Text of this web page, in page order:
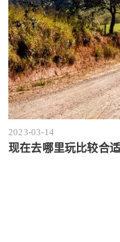
2023-03-14
现在去哪里玩比较合